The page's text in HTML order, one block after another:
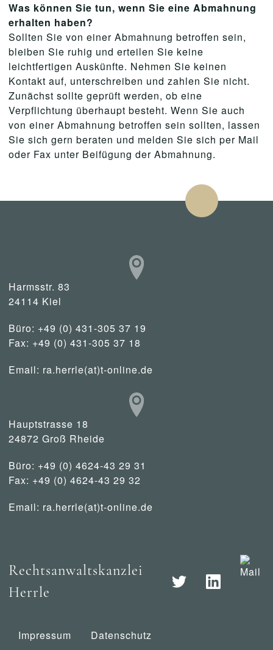
Was können Sie tun, wenn Sie eine Abmahnung
erhalten haben?
Sollten Sie von einer Abmahnung betroffen sein,
bleiben Sie ruhig und erteilen Sie keine
leichtfertigen Auskünfte. Nehmen Sie keinen
Kontakt auf, unterschreiben und zahlen Sie nicht.
Zunächst sollte geprüft werden, ob eine
Verpflichtung überhaupt besteht. Wenn Sie auch
von einer Abmahnung betroffen sein sollten, lassen
Sie sich gern beraten und melden Sie sich per Mail
oder Fax unter Beifügung der Abmahnung.
Harmsstr. 83
24114 Kiel
Büro: +49 (0) 431-305 37 19
Fax: +49 (0) 431-305 37 18
Email: ra.herrle(at)t-online.de
Hauptstrasse 18
24872 Groß Rheide
Büro: +49 (0) 4624-43 29 31
Fax: +49 (0) 4624-43 29 32
Email: ra.herrle(at)t-online.de
Rechtsanwaltskanzlei
Herrle
Impressum Datenschutz